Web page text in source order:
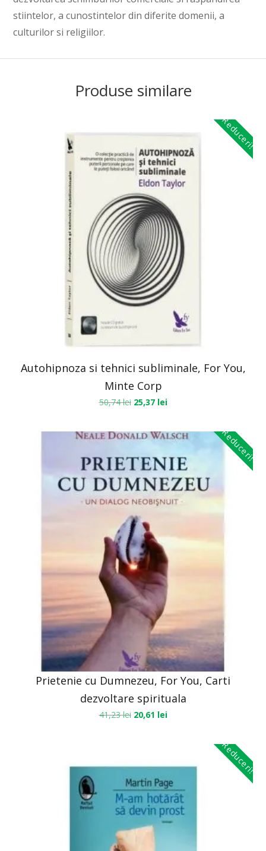
stiintelor, a cunostintelor din diferite domenii, a
culturilor si religiilor.
Produse similare
Reduceri!
Autohipnoza si tehnici subliminale, For You,
Minte Corp
50,74lei 25,37 lei
Reduceri!
Prietenie cu Dumnezeu, For You, Carti
dezvoltare spirituala
41,23lei 20,61 lei
Reduceri!